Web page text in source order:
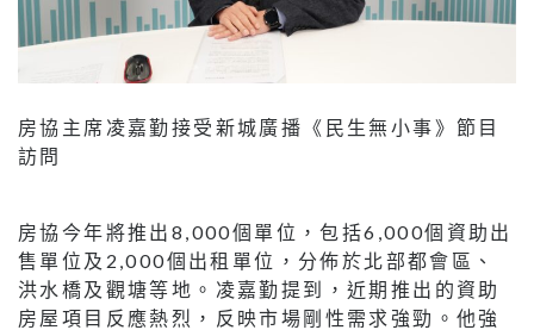
房協主席凌嘉勤接受新城廣播《民生無小事》節目
訪問
房協今年將推出8,000個單位，包括6,000個資助出
售單位及2,000個出租單位，分佈於北部都會區、
洪水橋及觀塘等地。凌嘉勤提到，近期推出的資助
房屋項目反應熱烈，反映市場剛性需求強勁。他強